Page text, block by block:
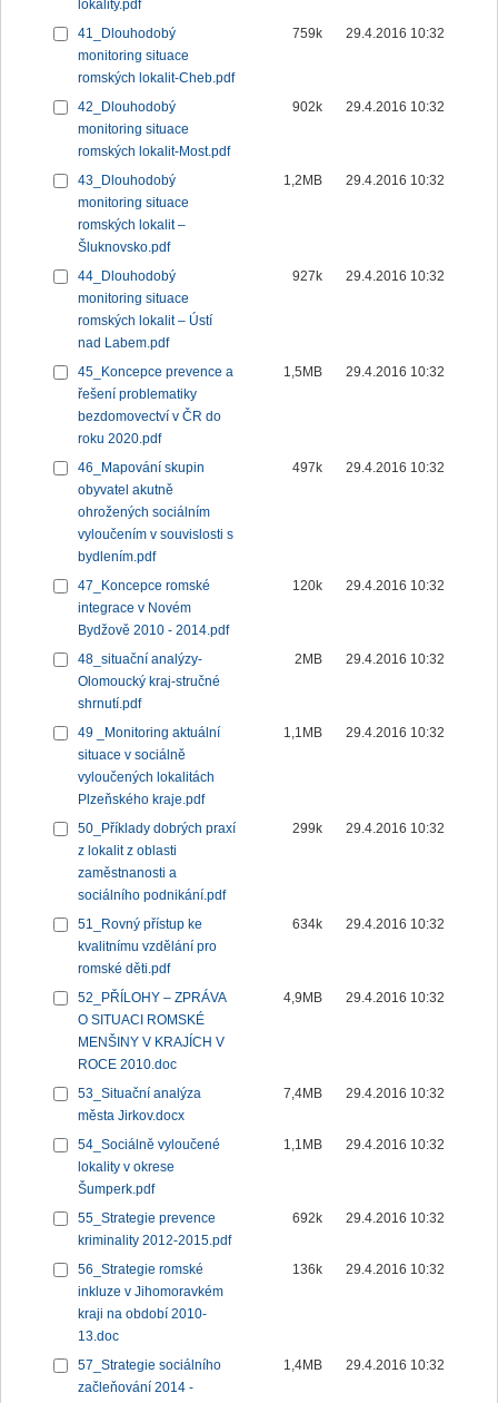
lokality.pdf
41_Dlouhodobý
monitoring situace
romských lokalit-Cheb.pdf
759k 29.4.2016 10:32
42_Dlouhodobý
monitoring situace
romských lokalit-Most.pdf
902k 29.4.2016 10:32
43_Dlouhodobý
monitoring situace
romských lokalit –
Šluknovsko.pdf
1,2MB 29.4.2016 10:32
44_Dlouhodobý
monitoring situace
romských lokalit – Ústí
nad Labem.pdf
927k 29.4.2016 10:32
45_Koncepce prevence a
řešení problematiky
bezdomovectví v ČR do
roku 2020.pdf
1,5MB 29.4.2016 10:32
46_Mapování skupin
obyvatel akutně
ohrožených sociálním
vyloučením v souvislosti s
bydlením.pdf
497k 29.4.2016 10:32
47_Koncepce romské
integrace v Novém
Bydžově 2010 - 2014.pdf
120k 29.4.2016 10:32
48_situační analýzy-
Olomoucký kraj-stručné
shrnutí.pdf
2MB 29.4.2016 10:32
49 _Monitoring aktuální
situace v sociálně
vyloučených lokalitách
Plzeňského kraje.pdf
1,1MB 29.4.2016 10:32
50_Příklady dobrých praxí
z lokalit z oblasti
zaměstnanosti a
sociálního podnikání.pdf
299k 29.4.2016 10:32
51_Rovný přístup ke
kvalitnímu vzdělání pro
romské děti.pdf
634k 29.4.2016 10:32
52_PŘÍLOHY – ZPRÁVA
O SITUACI ROMSKÉ
MENŠINY V KRAJÍCH V
ROCE 2010.doc
4,9MB 29.4.2016 10:32
53_Situační analýza
města Jirkov.docx
7,4MB 29.4.2016 10:32
54_Sociálně vyloučené
lokality v okrese
Šumperk.pdf
1,1MB 29.4.2016 10:32
55_Strategie prevence
kriminality 2012-2015.pdf
692k 29.4.2016 10:32
56_Strategie romské
inkluze v Jihomoravkém
kraji na období 2010-
13.doc
136k 29.4.2016 10:32
57_Strategie sociálního
začleňování 2014 -
1,4MB 29.4.2016 10:32